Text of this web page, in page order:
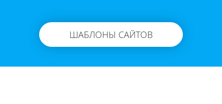
ШАБЛОНЫ САЙТОВ